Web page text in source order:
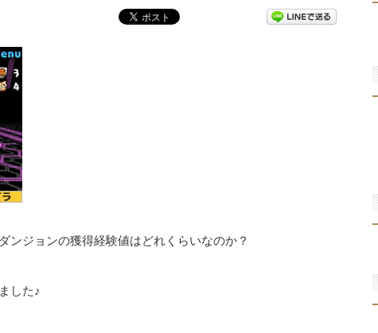
ンジョンの獲得経験値はどれくらいなのか？
した♪